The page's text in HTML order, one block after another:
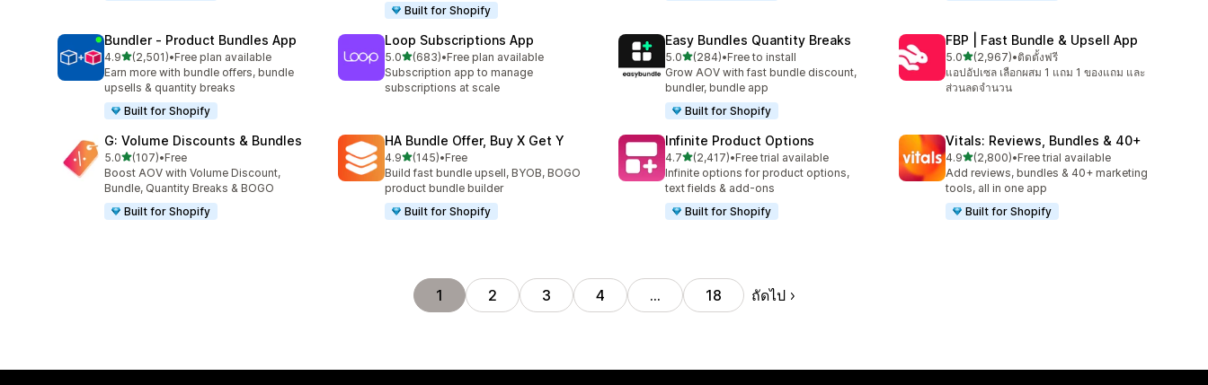
Built for Shopify
Bundler ‑ Product Bundles App
4.9เต็ม 5 ดาว
(2,501)
ทั้งหมด 2501 รีวิว
•Free plan available
Earn more with bundle offers, bundle
upsells & quantity breaks
Built for Shopify
Loop Subscriptions App
5.0เต็ม 5 ดาว
(683)
ทั้งหมด 683 รีวิว
•Free plan available
Subscription app to manage
subscriptions at scale
Easy Bundles Quantity Breaks
5.0เต็ม 5 ดาว
(284)
ทั้งหมด 284 รีวิว
•Free to install
Grow AOV with fast bundle discount,
bundler, bundle app
Built for Shopify
FBP | Fast Bundle & Upsell App
5.0เต็ม 5 ดาว
(2,967)
ทั้งหมด 2967 รีวิว
•ติดตั้งฟรี
แอปอัปเซล เลือกผสม 1 แถม 1 ของแถม และ
ส่วนลดจำนวน
G: Volume Discounts & Bundles
5.0เต็ม 5 ดาว
(107)
ทั้งหมด 107 รีวิว
•Free
Boost AOV with Volume Discount,
Bundle, Quantity Breaks & BOGO
Built for Shopify
HA Bundle Offer, Buy X Get Y
4.9เต็ม 5 ดาว
(145)
ทั้งหมด 145 รีวิว
•Free
Build fast bundle upsell, BYOB, BOGO
product bundle builder
Built for Shopify
Infinite Product Options
4.7เต็ม 5 ดาว
(2,417)
ทั้งหมด 2417 รีวิว
•Free trial available
Infinite options for product options,
text fields & add-ons
Built for Shopify
Vitals: Reviews, Bundles & 40+
4.9เต็ม 5 ดาว
(2,800)
ทั้งหมด 2800 รีวิว
•Free trial available
Add reviews, bundles & 40+ marketing
tools, all in one app
Built for Shopify
1 2 3 4 … 18 ถัดไป